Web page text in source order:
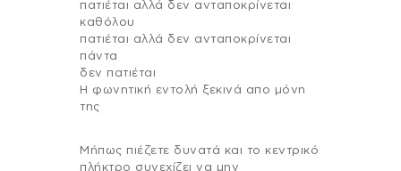
πατιέται αλλά δεν ανταποκρίνεται
καθόλου
πατιέται αλλά δεν ανταποκρίνεται
πάντα
δεν πατιέται
Η φωνητική εντολή ξεκινά απο μόνη
της
Μήπως πιέζετε δυνατά και το κεντρικό
πλήκτρο συνεχίζει να μην